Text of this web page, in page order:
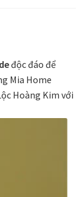
độc đáo để
Mia Home
Hoàng Kim với